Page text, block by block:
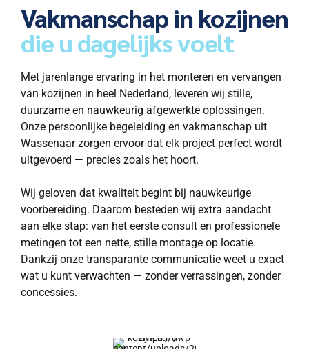
Vakmanschap in kozijnen
die u dagelijks voelt
Met jarenlange ervaring in het monteren en vervangen
van kozijnen in heel Nederland, leveren wij stille,
duurzame en nauwkeurig afgewerkte oplossingen.
Onze persoonlijke begeleiding en vakmanschap uit
Wassenaar zorgen ervoor dat elk project perfect wordt
uitgevoerd — precies zoals het hoort.
Wij geloven dat kwaliteit begint bij nauwkeurige
voorbereiding. Daarom besteden wij extra aandacht
aan elke stap: van het eerste consult en professionele
metingen tot een nette, stille montage op locatie.
Dankzij onze transparante communicatie weet u exact
wat u kunt verwachten — zonder verrassingen, zonder
concessies.